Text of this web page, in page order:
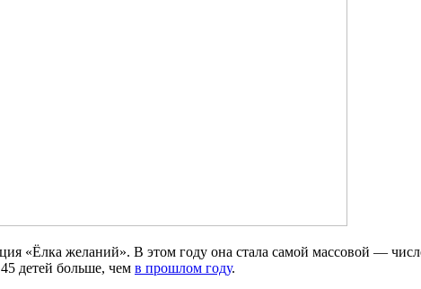
«Ёлка желаний». В этом году она стала самой массовой —
детей больше, чем в прошлом году.